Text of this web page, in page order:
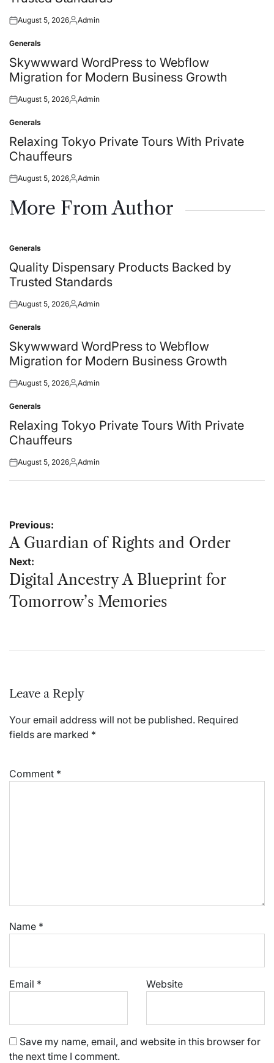
Posted
August 5, 2026Posted
Admin
Posted
in
Generals
Skywwward WordPress to Webflow
Migration for Modern Business Growth
Posted
August 5, 2026Posted
Admin
Posted
in
Generals
Relaxing Tokyo Private Tours With Private
Chauffeurs
Posted
August 5, 2026Posted
Admin
More From Author
Posted
in
Generals
Quality Dispensary Products Backed by
Trusted Standards
Posted
August 5, 2026Posted
Admin
Posted
in
Generals
Skywwward WordPress to Webflow
Migration for Modern Business Growth
Posted
August 5, 2026Posted
Admin
Posted
in
Generals
Relaxing Tokyo Private Tours With Private
Chauffeurs
Posted
August 5, 2026Posted
Admin
Post
navigation
Previous:
A Guardian of Rights and Order
Next:
Digital Ancestry A Blueprint for
Tomorrow’s Memories
Leave a Reply
Your email address will not be published. Required
fields are marked *
Comment *
Name *
Email * Website
Save my name, email, and website in this browser for
the next time I comment.